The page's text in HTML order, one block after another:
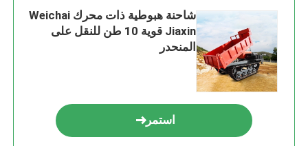
شاحنة هبوطية ذات محرك Weichai
Jiaxin قوية 10 طن للنقل على
المنحدر
استمر